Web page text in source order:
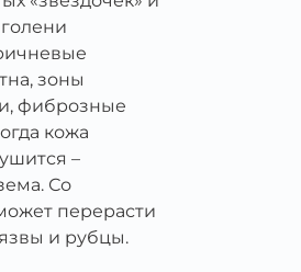
зоны
фиброзные
кожа
–
Со
перерасти
и рубцы.